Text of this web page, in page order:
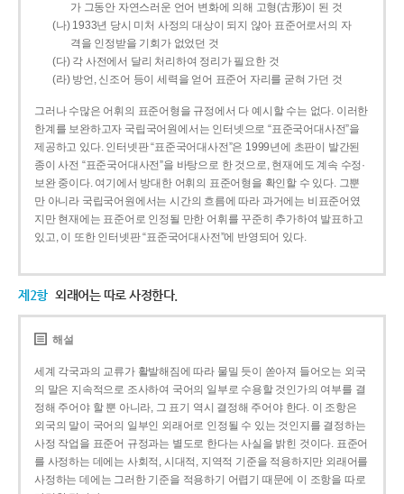
가 그동안 자연스러운 언어 변화에 의해 고형(古形)이 된 것
(나) 1933년 당시 미처 사정의 대상이 되지 않아 표준어로서의 자
격을 인정받을 기회가 없었던 것
(다) 각 사전에서 달리 처리하여 정리가 필요한 것
(라) 방언, 신조어 등이 세력을 얻어 표준어 자리를 굳혀 가던 것
그러나 수많은 어휘의 표준어형을 규정에서 다 예시할 수는 없다. 이러한
한계를 보완하고자 국립국어원에서는 인터넷으로 “표준국어대사전”을
제공하고 있다. 인터넷판 “표준국어대사전”은 1999년에 초판이 발간된
종이 사전 “표준국어대사전”을 바탕으로 한 것으로, 현재에도 계속 수정·
보완 중이다. 여기에서 방대한 어휘의 표준어형을 확인할 수 있다. 그뿐
만 아니라 국립국어원에서는 시간의 흐름에 따라 과거에는 비표준어였
지만 현재에는 표준어로 인정될 만한 어휘를 꾸준히 추가하여 발표하고
있고, 이 또한 인터넷판 “표준국어대사전”에 반영되어 있다.
제2항 외래어는 따로 사정한다.
해설
세계 각국과의 교류가 활발해짐에 따라 물밀 듯이 쏟아져 들어오는 외국
의 말은 지속적으로 조사하여 국어의 일부로 수용할 것인가의 여부를 결
정해 주어야 할 뿐 아니라, 그 표기 역시 결정해 주어야 한다. 이 조항은
외국의 말이 국어의 일부인 외래어로 인정될 수 있는 것인지를 결정하는
사정 작업을 표준어 규정과는 별도로 한다는 사실을 밝힌 것이다. 표준어
를 사정하는 데에는 사회적, 시대적, 지역적 기준을 적용하지만 외래어를
사정하는 데에는 그러한 기준을 적용하기 어렵기 때문에 이 조항을 따로